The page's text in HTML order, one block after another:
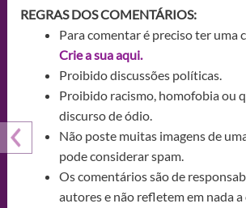
REGRAS DOS COMENTÁRIOS:
Para comentar é preciso ter uma
Crie a sua aqui.
Proibido discussões políticas.
Proibido racismo, homofobia ou
discurso de ódio.
Não poste muitas imagens de
pode considerar spam.
Os comentários são de
autores e não refletem em nada